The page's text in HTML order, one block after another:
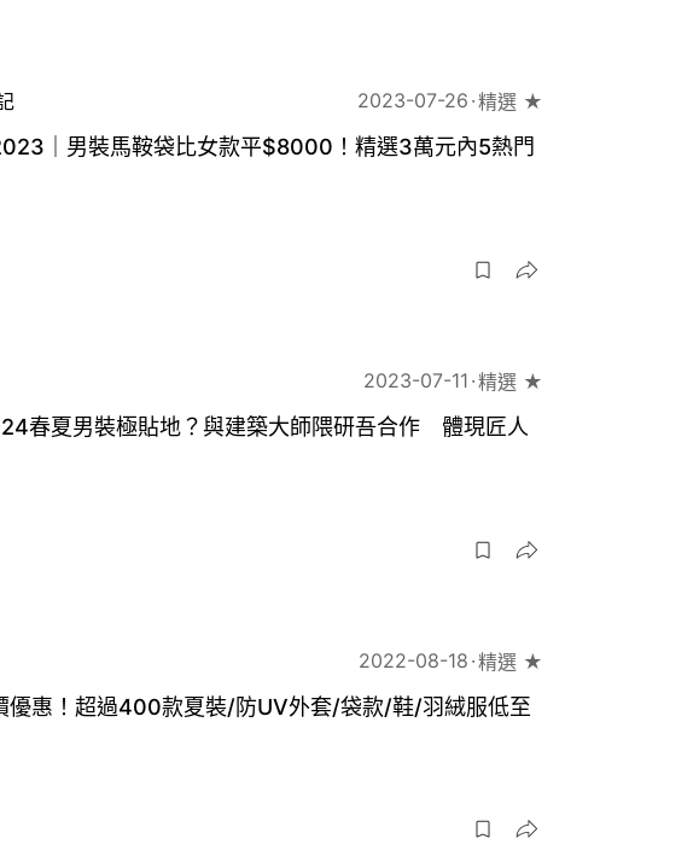
2023-07-26 精選 ★
｜男裝馬鞍袋比女款平$8000！精選3萬元內5熱門
2023-07-11 精選 ★
春夏男裝極貼地？與建築大師隈研吾合作 體現匠人
2022-08-18 精選 ★
優惠！超過400款夏裝/防UV外套/袋款/鞋/羽絨服低至